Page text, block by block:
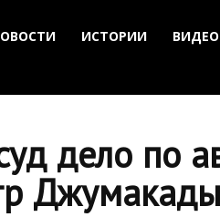
ИСТОРИИ ВИДЕО
дело по